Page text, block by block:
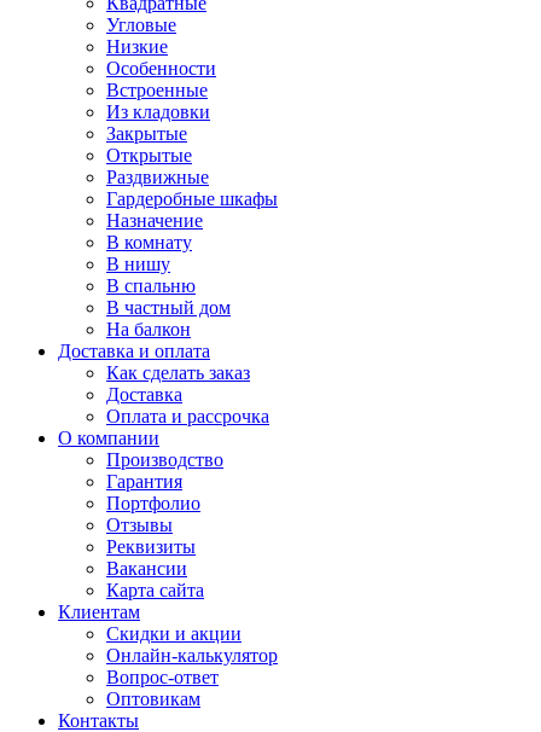
Угловые
Низкие
Особенности
Встроенные
Из кладовки
Закрытые
Открытые
Раздвижные
Гардеробные шкафы
Назначение
В комнату
В нишу
В спальню
В частный дом
На балкон
Доставка и оплата
Как сделать заказ
Доставка
Оплата и рассрочка
О компании
Производство
Гарантия
Портфолио
Отзывы
Реквизиты
Вакансии
Карта сайта
Клиентам
Скидки и акции
Онлайн-калькулятор
Вопрос-ответ
Оптовикам
Контакты